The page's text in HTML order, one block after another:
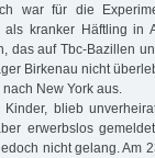
war für die
als kranker Häftling in
das auf Tbc-Bazillen
Birkenau nicht
New York aus.
blieb
erwerbslos
nicht gelang. Am